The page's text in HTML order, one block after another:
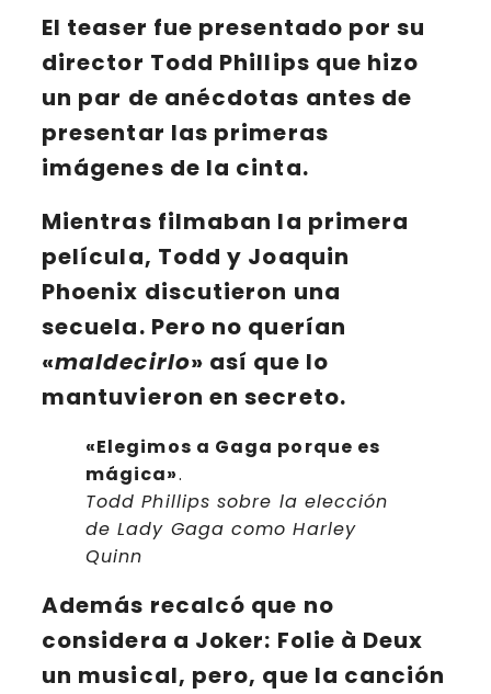
El teaser fue presentado por su
director Todd Phillips que hizo
un par de anécdotas antes de
presentar las primeras
imágenes de la cinta.
Mientras filmaban la primera
película, Toddy Joaquin
Phoenix discutieron una
secuela. Pero no querían
«maldecirlo» así que lo
mantuvieron en secreto.
«Elegimos a Gaga porque es
mágica».
Todd Phillips sobre la elección
de Lady Gaga como Harley
Quinn
Además recalcó que no
considera a Joker: Folie à Deux
un musical, pero, que la canción